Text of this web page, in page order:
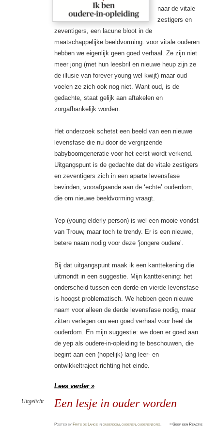
naar de vitale
zestigers en
zeventigers, een lacune bloot in de
maatschappelijke beeldvorming: voor vitale ouderen
hebben we eigenlijk geen goed verhaal. Ze zijn niet
meer jong (met hun leesbril en nieuwe heup zijn ze
de illusie van forever young wel kwijt) maar oud
voelen ze zich ook nog niet. Want oud, is de
gedachte, staat gelijk aan aftakelen en
zorgafhankelijk worden.
Het onderzoek schetst een beeld van een nieuwe
levensfase die nu door de vergrijzende
babyboomgeneratie voor het eerst wordt verkend.
Uitgangspunt is de gedachte dat de vitale zestigers
en zeventigers zich in een aparte levensfase
bevinden, voorafgaande aan de ‘echte’ ouderdom,
die om nieuwe beeldvorming vraagt.
Yep (young elderly person) is wel een mooie vondst
van Trouw, maar toch te trendy. Er is een nieuwe,
betere naam nodig voor deze ‘jongere oudere’.
Bij dat uitgangspunt maak ik een kanttekening die
uitmondt in een suggestie. Mijn kanttekening: het
onderscheid tussen een derde en vierde levensfase
is hoogst problematisch. We hebben geen nieuwe
naam voor alleen de derde levensfase nodig, maar
zitten verlegen om een goed verhaal voor heel de
ouderdom. En mijn suggestie: we doen er goed aan
de yep als oudere-in-opleiding te beschouwen, die
begint aan een (hopelijk) lang leer- en
ontwikkeltraject richting het einde.
Lees verder »
Een lesje in ouder worden
Uitgelicht
Postedby Frits de Lange inouderdom,ouderen,ouderenzorg,
≈Geef een Reactie